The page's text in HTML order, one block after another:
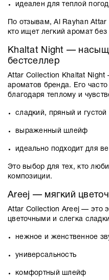
идеален для теплой
По отзывам,Al Rayhan Attar
кто ищет легкий аромат
Khaltat Night —
бестселлер
Attar Collection Khaltat Night
ароматов бренда. Его
благодаря теплому и
сладкий, пряный и густой
выраженный шлейф
идеально подходит для
Это выбор для тех, кто
композиции.
Areej — мягкий
Attar Collection Areej — это
цветочными и слегка
нежное и женственное
универсальность
комфортный шлейф